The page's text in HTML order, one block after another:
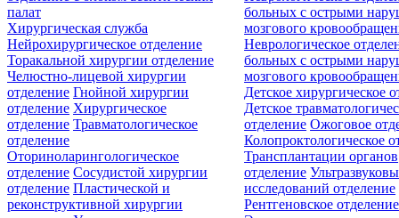
палат
больных с острыми
мозгового
Неврологическое
больных с острыми
мозгового
Хирургическая служба
Нейрохирургическое отделение
Торакальной хирургии отделение
Челюстно-лицевой хирургии
отделение Гнойной хирургии
отделение Хирургическое
отделение Травматологическое
отделение
Оториноларингологическое
отделение Сосудистой хирургии
отделение Пластической и
реконструктивной хирургии
Детское хирургическое
Детское
отделение Ожоговое
Колопроктологическое
Трансплантации органов
отделение
исследований отделение
Рентгеновское отделение